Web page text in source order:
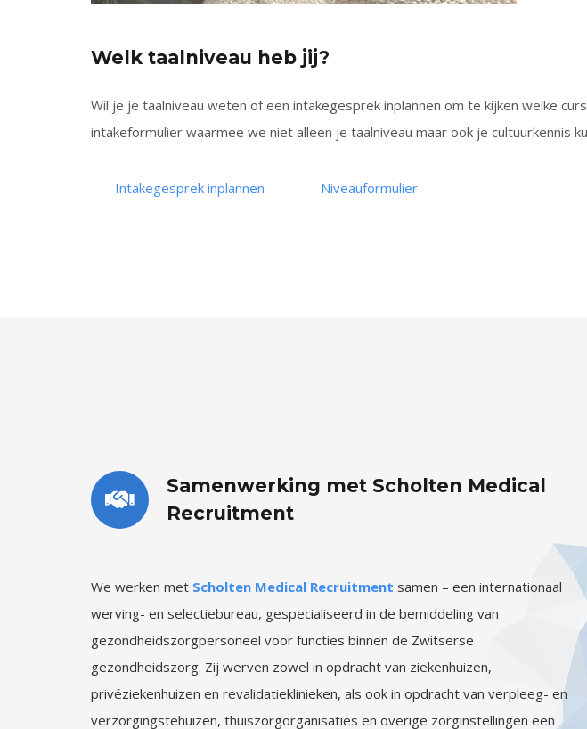
Welk taalniveau heb jij?
Wil je je taalniveau weten of een intakegesprek inplannen om te kijken welke
intakeformulier waarmee we niet alleen je taalniveau maar ook je cultuurkennis
Intakegesprek inplannen Niveauformulier
Samenwerking met Scholten Medical
Recruitment
We werken met Scholten Medical Recruitment samen – een internationaal
werving- en selectiebureau, gespecialiseerd in de bemiddeling van
gezondheidszorgpersoneel voor functies binnen de Zwitserse
gezondheidszorg. Zij werven zowel in opdracht van ziekenhuizen,
privéziekenhuizen en revalidatieklinieken, als ook in opdracht van verpleeg- en
verzorgingstehuizen, thuiszorgorganisaties en overige zorginstellingen een